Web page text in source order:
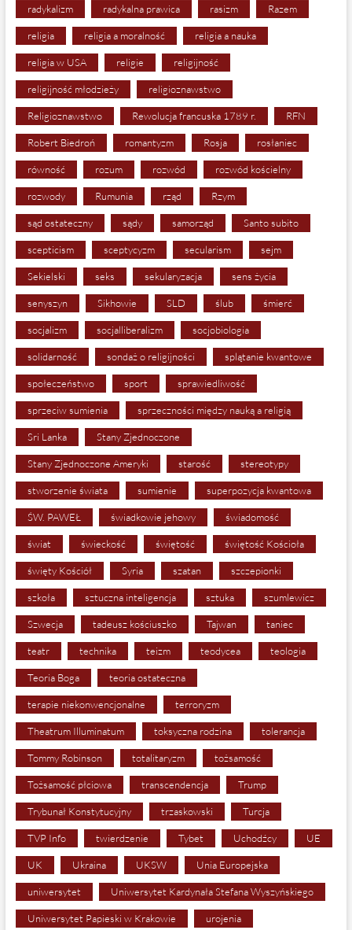
radykalizm radykalna prawica rasizm Razem
religia religia a moralność religia a nauka
religia w USA religie religijność
religijność młodzieży religioznawstwo
Religioznawstwo Rewolucja francuska 1789 r. RFN
Robert Biedroń romantyzm Rosja rosłaniec
równość rozum rozwód rozwód kościelny
rozwody Rumunia rząd Rzym
sąd ostateczny sądy samorząd Santo subito
scepticism sceptycyzm secularism sejm
Sekielski seks sekularyzacja sens życia
senyszyn Sikhowie SLD ślub śmierć
socjalizm socjalliberalizm socjobiologia
solidarność sondaż o religijności splątanie kwantowe
społeczeństwo sport sprawiedliwość
sprzeciw sumienia sprzeczności między nauką a religią
Sri Lanka Stany Zjednoczone
Stany Zjednoczone Ameryki starość stereotypy
stworzenie świata sumienie superpozycja kwantowa
ŚW. PAWEŁ świadkowie jehowy świadomość
świat świeckość świętość świętość Kościoła
święty Kościół Syria szatan szczepionki
szkoła sztuczna inteligencja sztuka szumlewicz
Szwecja tadeusz kościuszko Tajwan taniec
teatr technika teizm teodycea teologia
Teoria Boga teoria ostateczna
terapie niekonwencjonalne terroryzm
Theatrum Illuminatum toksyczna rodzina tolerancja
Tommy Robinson totalitaryzm tożsamość
Tożsamość płciowa transcendencja Trump
Trybunał Konstytucyjny trzaskowski Turcja
TVP Info twierdzenie Tybet Uchodźcy UE
UK Ukraina UKSW Unia Europejska
uniwersytet Uniwersytet Kardynała Stefana Wyszyńskiego
Uniwersytet Papieski w Krakowie urojenia